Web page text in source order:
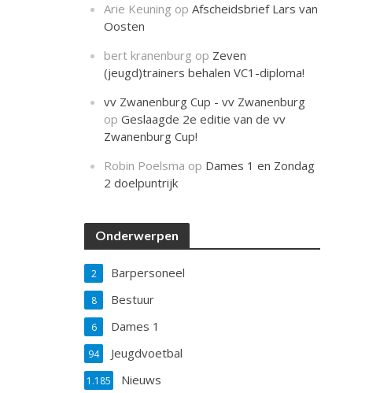
Arie Keuning opAfscheidsbrief Lars van
Oosten
bert kranenburg op Zeven
(jeugd)trainers behalen VC1-diploma!
vv Zwanenburg Cup - vv Zwanenburg
opGeslaagde 2e editie van de vv
Zwanenburg Cup!
Robin Poelsma op Dames 1 en Zondag
2 doelpuntrijk
Onderwerpen
Barpersoneel
2
Bestuur
8
Dames 1
6
Jeugdvoetbal
94
Nieuws
1.185